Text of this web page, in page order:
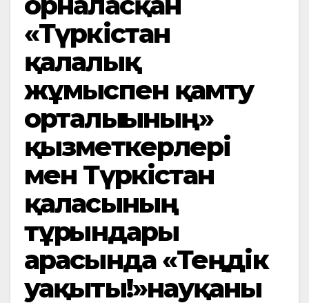
«Түркістан
қалалық
жұмыспен қамту
орталығының»
қызметкерлері
мен Түркістан
қаласының
тұрғындары
арасында «Теңдік
уақыты!»науқаны